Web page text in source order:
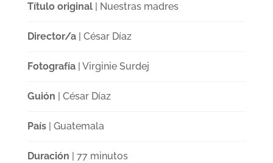
Título original| Nuestras madres
Director/a| César Díaz
Fotografía| Virginie Surdej
Guión | César Díaz
País| Guatemala
Duración | 77 minutos